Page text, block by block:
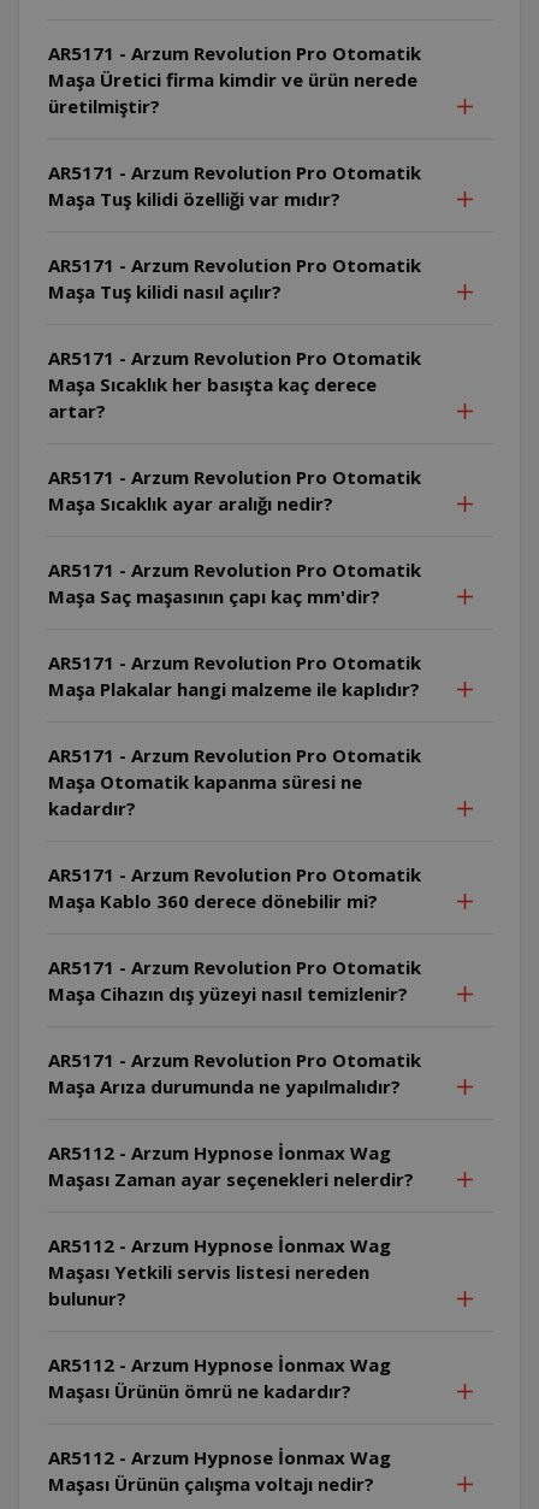
AR5171 - Arzum Revolution Pro Otomatik
Maşa Üretici firma kimdir ve ürün nerede
üretilmiştir?
AR5171 - Arzum Revolution Pro Otomatik
Maşa Tuş kilidi özelliği var mıdır?
AR5171 - Arzum Revolution Pro Otomatik
Maşa Tuş kilidi nasıl açılır?
AR5171 - Arzum Revolution Pro Otomatik
Maşa Sıcaklık her basışta kaç derece
artar?
AR5171 - Arzum Revolution Pro Otomatik
Maşa Sıcaklık ayar aralığı nedir?
AR5171 - Arzum Revolution Pro Otomatik
Maşa Saç maşasının çapı kaç mm'dir?
AR5171 - Arzum Revolution Pro Otomatik
Maşa Plakalar hangi malzeme ile kaplıdır?
AR5171 - Arzum Revolution Pro Otomatik
Maşa Otomatik kapanma süresi ne
kadardır?
AR5171 - Arzum Revolution Pro Otomatik
Maşa Kablo 360 derece dönebilir mi?
AR5171 - Arzum Revolution Pro Otomatik
Maşa Cihazın dış yüzeyi nasıl temizlenir?
AR5171 - Arzum Revolution Pro Otomatik
Maşa Arıza durumunda ne yapılmalıdır?
AR5112 - Arzum Hypnose İonmax Wag
Maşası Zaman ayar seçenekleri nelerdir?
AR5112 - Arzum Hypnose İonmax Wag
Maşası Yetkili servis listesi nereden
bulunur?
AR5112 - Arzum Hypnose İonmax Wag
Maşası Ürünün ömrü ne kadardır?
AR5112 - Arzum Hypnose İonmax Wag
Maşası Ürünün çalışma voltajı nedir?